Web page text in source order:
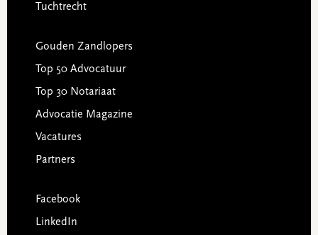
Tuchtrecht
Gouden Zandlopers
Top 50 Advocatuur
Top 30 Notariaat
Advocatie Magazine
Vacatures
Partners
Facebook
LinkedIn